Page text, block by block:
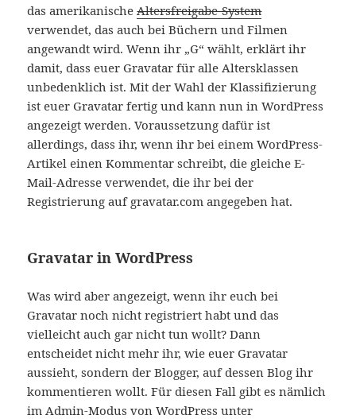
das amerikanischeAltersfreigabe-System
verwendet, das auch bei Büchern und Filmen
angewandt wird. Wenn ihr „G“ wählt, erklärt ihr
damit, dass euer Gravatar für alle Altersklassen
unbedenklich ist. Mit der Wahl der Klassifizierung
ist euer Gravatar fertig und kann nun in WordPress
angezeigt werden. Voraussetzung dafür ist
allerdings, dass ihr, wenn ihr bei einem WordPress-
Artikel einen Kommentar schreibt, die gleiche E-
Mail-Adresse verwendet, die ihr bei der
Registrierung auf gravatar.com angegeben hat.
Gravatar in WordPress
Was wird aber angezeigt, wenn ihr euch bei
Gravatar noch nicht registriert habt und das
vielleicht auch gar nicht tun wollt? Dann
entscheidet nicht mehr ihr, wie euer Gravatar
aussieht, sondern der Blogger, auf dessen Blog ihr
kommentieren wollt. Für diesen Fall gibt es nämlich
im Admin-Modus von WordPress unter